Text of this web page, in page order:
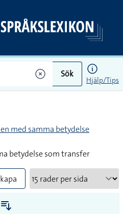
Sök
Hjälp/Tips
med samma betydelse
betydelse som transfer
PDF